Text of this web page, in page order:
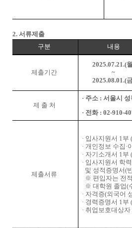
2. 서류제출
구분
내용
제출기간
2025.07.21.(월
~
2025.08.01.(
제 출 처
· 주소 : 서울시 성
· 전화 : 02-910-
제출서류
· 입사지원서 1 부 (
· 개인정보 수집 ·
· 자기소개서 1 부 (
· 입사지원서 학
및 성적증명서(
※ 편입자는 전
※ 대학원 졸업(
· 자격증(외국어
· 경력증명서 1 부 (
· 취업보호대상자